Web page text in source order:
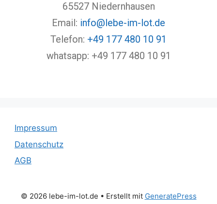
65527 Niedernhausen
Email: info@lebe-im-lot.de
Telefon: +49 177 480 10 91
whatsapp: +49 177 480 10 91
Impressum
Datenschutz
AGB
© 2026 lebe-im-lot.de • Erstellt mit GeneratePress